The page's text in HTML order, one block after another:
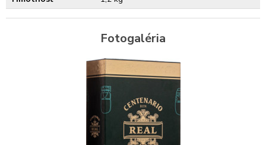
Fotogaléria